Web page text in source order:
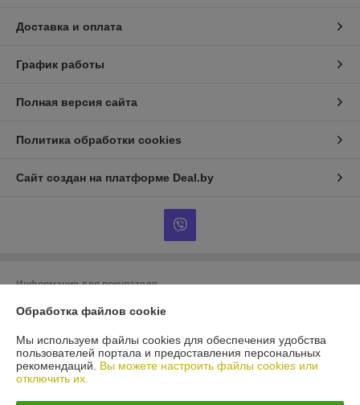
Доставка и оплата
График работы
Полная версия сайта
Политика обработки cookies
Сайт создан на платформе Deal.by
Информация для покупателя
Юридическое лицо:ООО «БигВал»
г. Минск, ул.Короля, д.88, пом.2
Регистрационный номер ЕГР: 193084737
УНП: 193084737
Обработка файлов cookie
Мы используем файлы cookies для обеспечения удобства
пользователей портала и предоставления персональных
рекомендаций. Вы можете настроить файлы cookies или
отключить их.